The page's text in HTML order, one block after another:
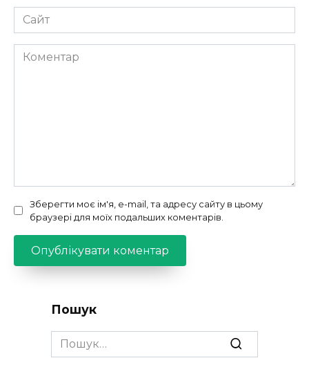
Сайт
Коментар
Зберегти моє ім'я, e-mail, та адресу сайту в цьому
браузері для моїх подальших коментарів.
Пошук
Search
for: